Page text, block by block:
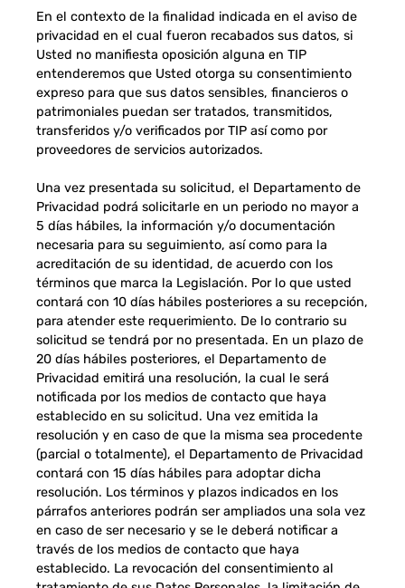
En el contexto de la finalidad indicada en el aviso de
privacidad en el cual fueron recabados sus datos, si
Usted no manifiesta oposición alguna en TIP
entenderemos que Usted otorga su consentimiento
expreso para que sus datos sensibles, financieros o
patrimoniales puedan ser tratados, transmitidos,
transferidos y/o verificados por TIP así como por
proveedores de servicios autorizados.
Una vez presentada su solicitud, el Departamento de
Privacidad podrá solicitarle en un periodo no mayor a
5 días hábiles, la información y/o documentación
necesaria para su seguimiento, así como para la
acreditación de su identidad, de acuerdo con los
términos que marca la Legislación. Por lo que usted
contará con 10 días hábiles posteriores a su recepción,
para atender este requerimiento. De lo contrario su
solicitud se tendrá por no presentada. En un plazo de
20 días hábiles posteriores, el Departamento de
Privacidad emitirá una resolución, la cual le será
notificada por los medios de contacto que haya
establecido en su solicitud. Una vez emitida la
resolución y en caso de que la misma sea procedente
(parcial o totalmente), el Departamento de Privacidad
contará con 15 días hábiles para adoptar dicha
resolución. Los términos y plazos indicados en los
párrafos anteriores podrán ser ampliados una sola vez
en caso de ser necesario y se le deberá notificar a
través de los medios de contacto que haya
establecido. La revocación del consentimiento al